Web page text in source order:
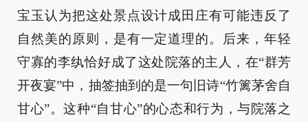
宝玉认为把这处景点设计成田庄有可能违反了
自然美的原则，是有一定道理的。后来，年轻
守寡的李纨恰好成了这处院落的主人，在“群芳
开夜宴”中，抽签抽到的是一句旧诗“竹篱茅舍自
甘心”。这种“自甘心”的心态和行为，与院落之